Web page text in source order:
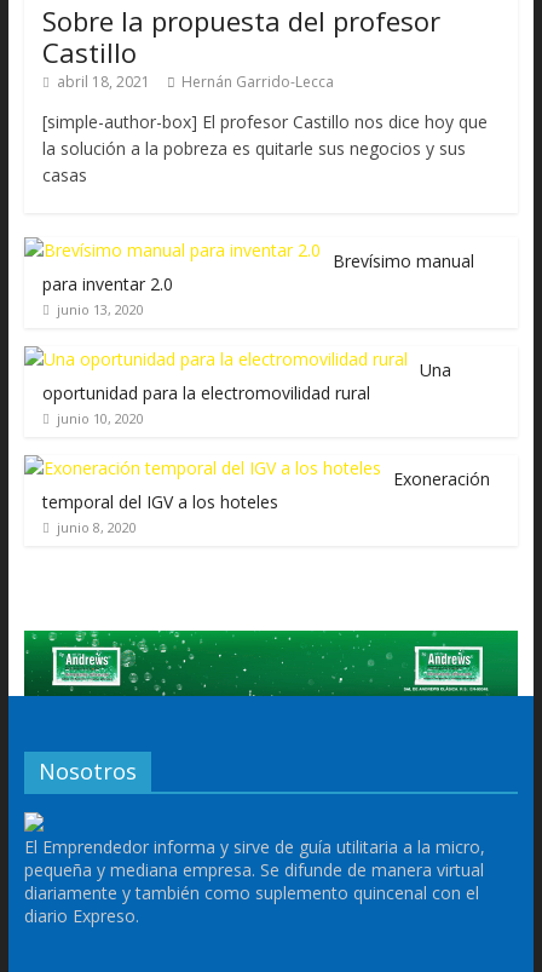
Sobre la propuesta del profesor
Castillo
abril 18, 2021 Hernán Garrido-Lecca
[simple-author-box] El profesor Castillo nos dice hoy que
la solución a la pobreza es quitarle sus negocios y sus
casas
Brevísimo manual
para inventar 2.0
junio 13, 2020
Una
oportunidad para la electromovilidad rural
junio 10, 2020
Exoneración
temporal del IGV a los hoteles
junio 8, 2020
Nosotros
El Emprendedor informa y sirve de guía utilitaria a la micro,
pequeña y mediana empresa. Se difunde de manera virtual
diariamente y también como suplemento quincenal con el
diario Expreso.